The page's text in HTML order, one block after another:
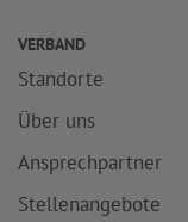
VERBAND
Standorte
Über uns
Ansprechpartner
Stellenangebote